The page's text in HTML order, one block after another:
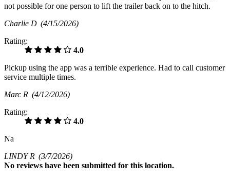
not possible for one person to lift the trailer back on to the hitch.
Charlie D (4/15/2026)
Rating:
4.0
Pickup using the app was a terrible experience. Had to call customer
service multiple times.
Marc R (4/12/2026)
Rating:
4.0
Na
LINDY R (3/7/2026)
No reviews have been submitted for this location.